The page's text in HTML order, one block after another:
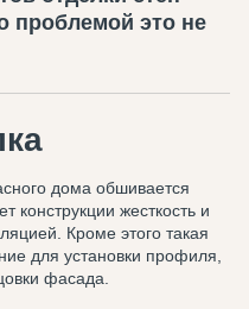
проблемой это не
дома обшивается
конструкции жесткость и
Кроме этого такая
для установки профиля,
фасада.